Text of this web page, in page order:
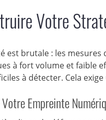
Votre
est brutale : les
à fort volume et faible
à détecter. Cela
Empreinte